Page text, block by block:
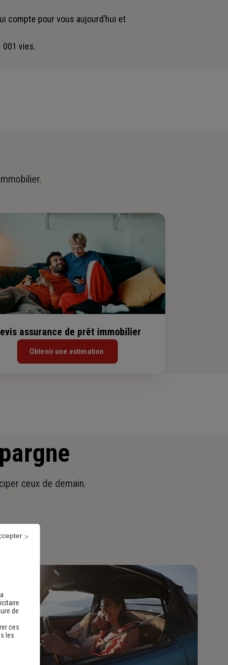
compte pour vous aujourd’hui et
001 vies.
assurance de prêt immobilier
Obtenir une estimation
ceux de demain.
de
ces
les